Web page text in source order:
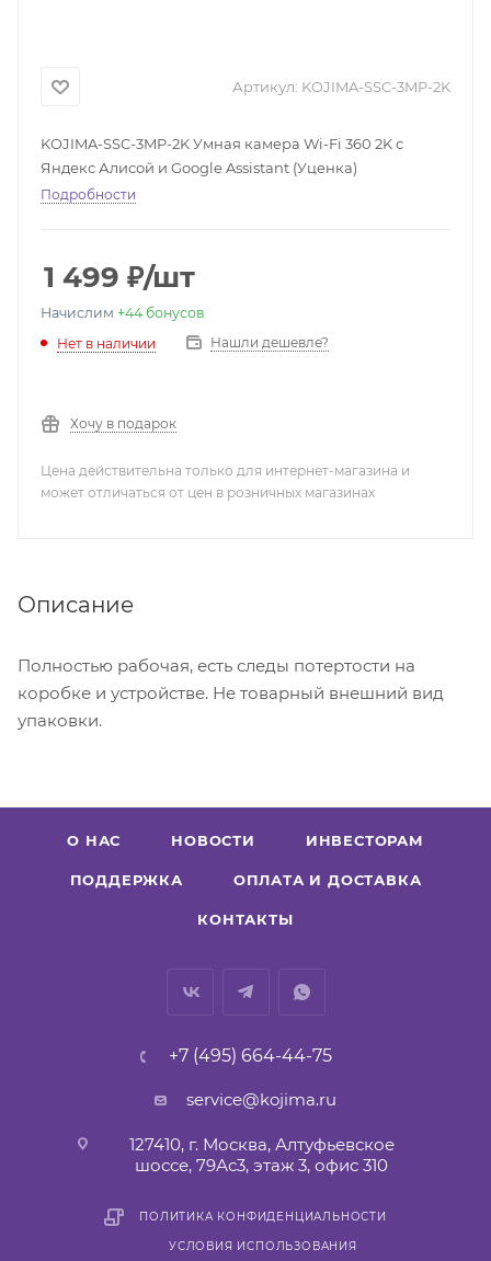
Артикул: KOJIMA-SSC-3MP-2K
KOJIMA-SSC-3MP-2K Умная камера Wi-Fi 360 2K с
Яндекс Алисой и Google Assistant (Уценка)
Подробности
1 499 ₽/шт
Начислим +44 бонусов
Нет в наличии
Нашли дешевле?
Хочу в подарок
Цена действительна только для интернет-магазина и
может отличаться от цен в розничных магазинах
Описание
Полностью рабочая, есть следы потертости на
коробке и устройстве. Не товарный внешний вид
упаковки.
О НАС НОВОСТИ ИНВЕСТОРАМ
ПОДДЕРЖКА ОПЛАТА И ДОСТАВКА
КОНТАКТЫ
+7 (495) 664-44-75
service@kojima.ru
127410, г. Москва, Алтуфьевское
шоссе, 79Ас3, этаж 3, офис 310
ПОЛИТИКА КОНФИДЕНЦИАЛЬНОСТИ
УСЛОВИЯ ИСПОЛЬЗОВАНИЯ